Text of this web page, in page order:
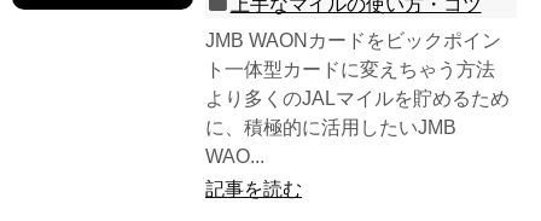
上手なマイルの使い方・コツ
JMB WAONカードをビックポイン
ト一体型カードに変えちゃう方法
より多くのJALマイルを貯めるため
に、積極的に活用したいJMB
WAO...
記事を読む